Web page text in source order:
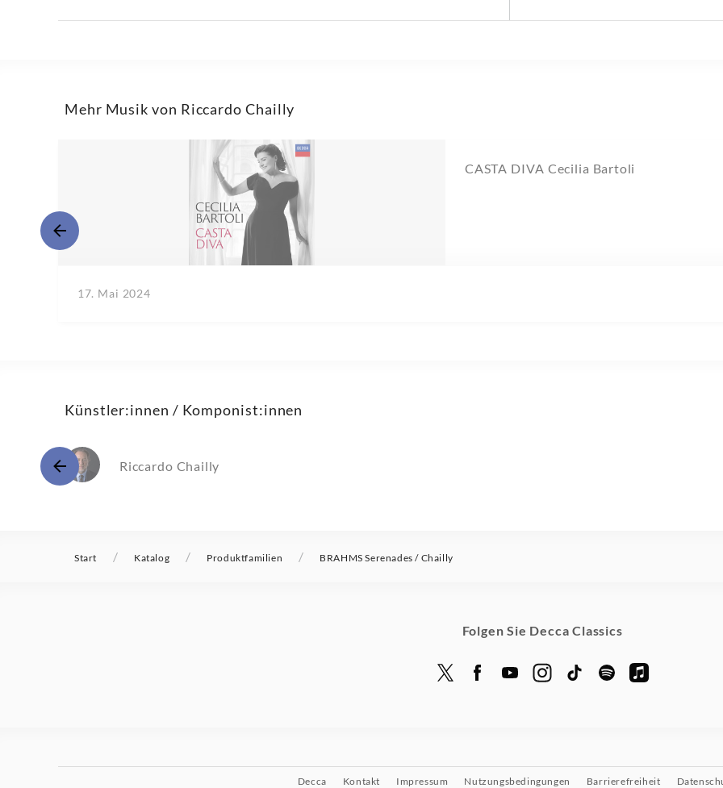
Mehr Musik von Riccardo Chailly
CASTA DIVA Cecilia Bartoli
17. Mai 2024
Künstler:innen / Komponist:innen
Riccardo Chailly
Start / Katalog / Produktfamilien / BRAHMS Serenades / Chailly
Folgen Sie Decca Classics
Decca Kontakt Impressum Nutzungsbedingungen Barrierefreiheit